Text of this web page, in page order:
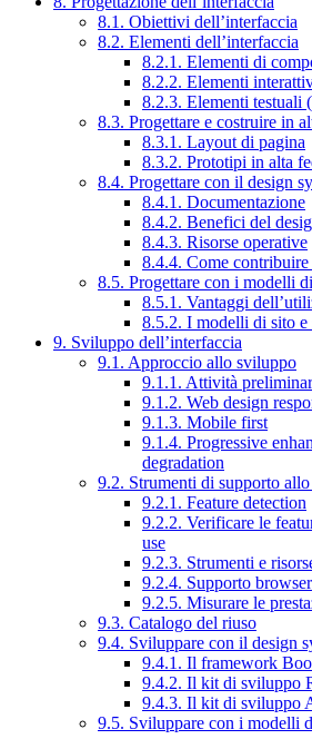
8.1. Obiettivi dell’interfaccia
8.2. Elementi dell’interfaccia
8.2.1. Elementi di
8.2.2. Elementi
8.2.3. Elementi testuali
8.3. Progettare e costruire in
8.3.1. Layout di pagina
8.3.2. Prototipi in alta
8.4. Progettare con il design
8.4.1. Documentazione
8.4.2. Benefici del
8.4.3. Risorse operative
8.4.4. Come
8.5. Progettare con i modelli
8.5.1. Vantaggi
8.5.2. I modelli di sito
9. Sviluppo dell’interfaccia
9.1. Approccio allo sviluppo
9.1.1. Attività
9.1.2. Web design
9.1.3. Mobile first
9.1.4. Progressive
degradation
9.2. Strumenti di supporto
9.2.1. Feature detection
9.2.2. Verificare le
use
9.2.3. Strumenti e
9.2.4. Supporto browser
9.2.5. Misurare le
9.3. Catalogo del riuso
9.4. Sviluppare con il design
9.4.1. Il framework
9.4.2. Il kit di sviluppo
9.4.3. Il kit di sviluppo
9.5. Sviluppare con i modelli